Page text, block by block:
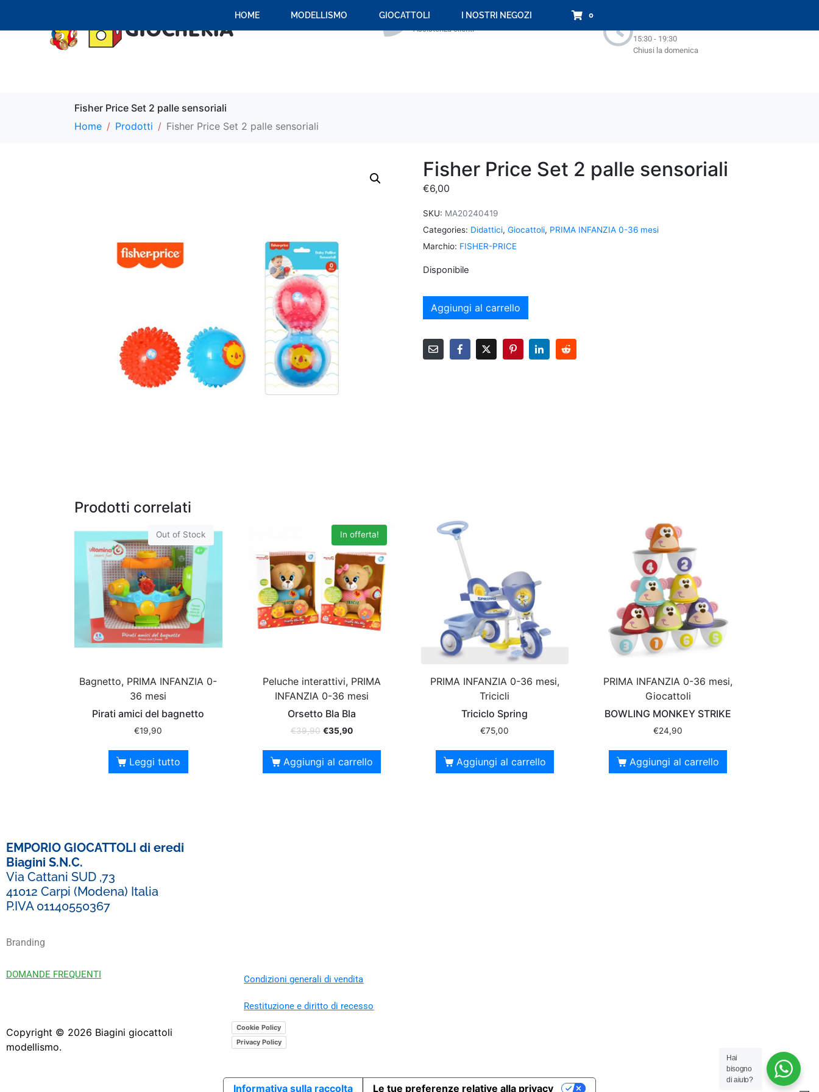
+39 059 694 092
Assistenza clienti
15:30 - 19:30
Chiusi la domenica
HOME MODELLISMO GIOCATTOLI I NOSTRI NEGOZI 0
Fisher Price Set 2 palle sensoriali
Home
Prodotti Fisher Price Set 2 palle sensoriali
Fisher Price Set 2 palle sensoriali
€6,00
SKU: MA20240419
Categories: Didattici, Giocattoli, PRIMA INFANZIA 0-36 mesi
Marchio: FISHER-PRICE
Disponibile
Aggiungi al carrello
Prodotti correlati
Out of Stock
Bagnetto, PRIMA INFANZIA 0-
36 mesi
Pirati amici del bagnetto
€19,90
Leggi tutto
In offerta!
Peluche interattivi, PRIMA
INFANZIA 0-36 mesi
Orsetto Bla Bla
€39,90 €35,90
Aggiungi al carrello
PRIMA INFANZIA 0-36 mesi,
Tricicli
Triciclo Spring
€75,00
Aggiungi al carrello
PRIMA INFANZIA 0-36 mesi,
Giocattoli
BOWLING MONKEY STRIKE
€24,90
Aggiungi al carrello
EMPORIO GIOCATTOLI di eredi
Biagini S.N.C.
Via Cattani SUD ,73
41012 Carpi (Modena) Italia
P.IVA 01140550367
Branding
DOMANDE FREQUENTI Condizioni generali di vendita
Restituzione e diritto di recesso
Copyright © 2026 Biagini giocattoli
modellismo.
Cookie Policy
Privacy Policy
Hai
bisogno
di aiuto?
Informativa sulla raccolta Le tue preferenze relative alla privacy